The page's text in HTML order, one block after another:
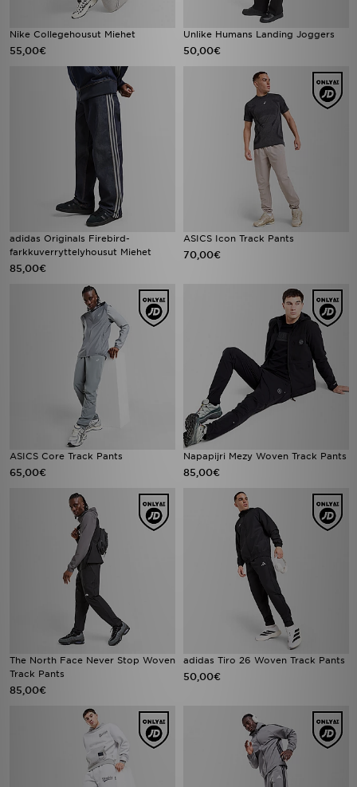
Nike Collegehousut Miehet
55,00€
Unlike Humans Landing Joggers
50,00€
adidas Originals Firebird-
farkkuverryttelyhousut Miehet
85,00€
ASICS Icon Track Pants
70,00€
ASICS Core Track Pants
65,00€
Napapijri Mezy Woven Track Pants
85,00€
The North Face Never Stop Woven
Track Pants
85,00€
adidas Tiro 26 Woven Track Pants
50,00€